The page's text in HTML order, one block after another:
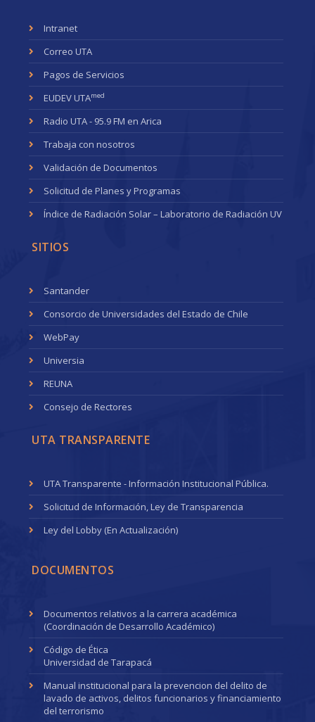
Intranet
Correo UTA
Pagos de Servicios
EUDEV UTAmed
Radio UTA - 95.9 FM en Arica
Trabaja con nosotros
Validación de Documentos
Solicitud de Planes y Programas
Índice de Radiación Solar – Laboratorio de Radiación UV
SITIOS
Santander
Consorcio de Universidades del Estado de Chile
WebPay
Universia
REUNA
Consejo de Rectores
UTA TRANSPARENTE
UTA Transparente - Información Institucional Pública.
Solicitud de Información, Ley de Transparencia
Ley del Lobby (En Actualización)
DOCUMENTOS
Documentos relativos a la carrera académica
(Coordinación de Desarrollo Académico)
Código de Ética
Universidad de Tarapacá
Manual institucional para la prevencion del delito de
lavado de activos, delitos funcionarios y financiamiento
del terrorismo